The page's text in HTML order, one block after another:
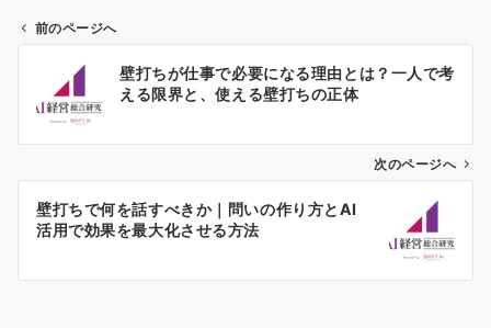
ビ
ン
前のページへ
壁打ちが仕事で必要になる理由とは？一人で考
える限界と、使える壁打ちの正体
次のページへ
壁打ちで何を話すべきか｜問いの作り方とAI
活用で効果を最大化させる方法